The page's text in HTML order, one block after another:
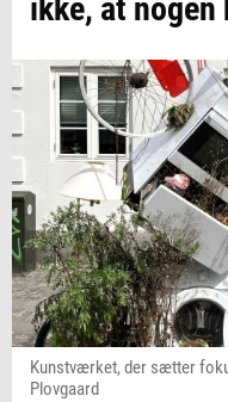
ikke, at
Kunstværket, der sætter
Plovgaard